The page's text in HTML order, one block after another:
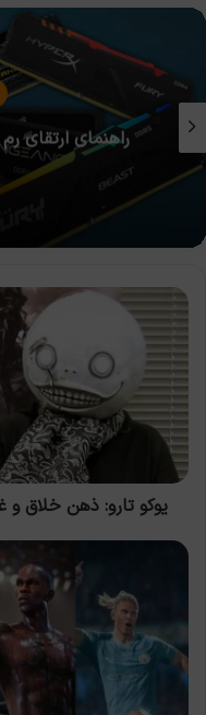
یوکو
تارو:
ذهن
خلاق
و
غیرمتعارف
دنیای
بازی‌های
ویدیویی
یوکو تارو: ذهن خلاق و
بازی‌های
ویدیوگیم:
نگاهی
جامع